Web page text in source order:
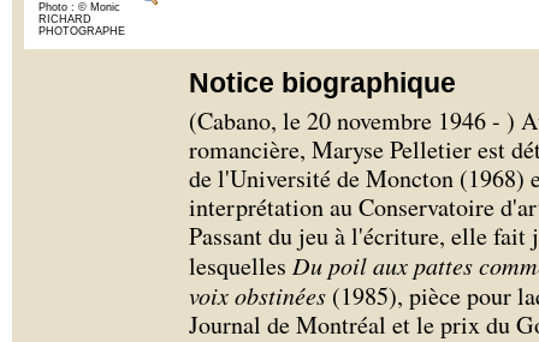
Photo : © Monic
RICHARD
PHOTOGRAPHE
Notice biographique
(Cabano, le 20 novembre 1946 - )
romancière, Maryse Pelletier est
de l'Université de Moncton (1968)
interprétation au Conservatoire
Passant du jeu à l'écriture, elle fait
lesquelles Du poil aux pattes
voix obstinées (1985), pièce pour
Journal de Montréal et le prix du